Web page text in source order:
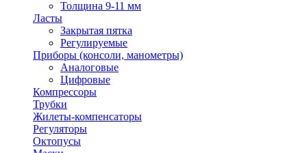
Толщина 9-11 мм
Ласты
Закрытая пятка
Регулируемые
Приборы (консоли, манометры)
Аналоговые
Цифровые
Компрессоры
Трубки
Жилеты-компенсаторы
Регуляторы
Октопусы